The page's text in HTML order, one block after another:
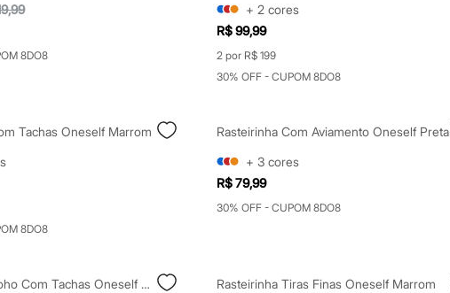
8DO8
+ 2 cores
R$ 99,99
2 por R$ 199
30% OFF - CUPOM 8DO8
Tachas Oneself Marrom
8DO8
Rasteirinha Com Aviamento Oneself Preta
+ 3 cores
R$ 79,99
30% OFF - CUPOM 8DO8
Rasteirinha Boho Com Tachas Oneself Marrom
Rasteirinha Tiras Finas Oneself Marrom